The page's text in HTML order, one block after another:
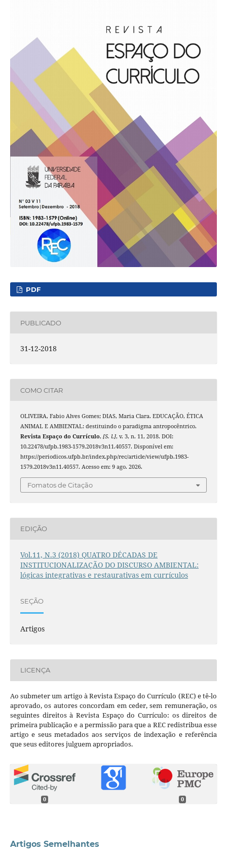
PDF
PUBLICADO
31-12-2018
COMO CITAR
OLIVEIRA, Fabio Alves Gomes; DIAS, Maria Clara. EDUCAÇÃO, ÉTICA
ANIMAL E AMBIENTAL: destituindo o paradigma antropocêntrico.
Revista Espaço do Currículo, [S. l.], v. 3, n. 11, 2018. DOI:
10.22478/ufpb.1983-1579.2018v3n11.40557. Disponível em:
https://periodicos.ufpb.br/index.php/rec/article/view/ufpb.1983-
1579.2018v3n11.40557. Acesso em: 9 ago. 2026.
Fomatos de Citação
EDIÇÃO
Vol.11, N.3 (2018) QUATRO DÉCADAS DE
INSTITUCIONALIZAÇÃO DO DISCURSO AMBIENTAL:
lógicas integrativas e restaurativas em currículos
SEÇÃO
Artigos
LICENÇA
Ao submeter um artigo à Revista Espaço do Currículo (REC) e tê-lo
aprovado, os autores concordam em ceder, sem remuneração, os
seguintes direitos à Revista Espaço do Currículo: os direitos de
primeira publicação e a permissão para que a REC redistribua esse
artigo e seus metadados aos serviços de indexação e referência
que seus editores julguem apropriados.
0 0
Artigos Semelhantes